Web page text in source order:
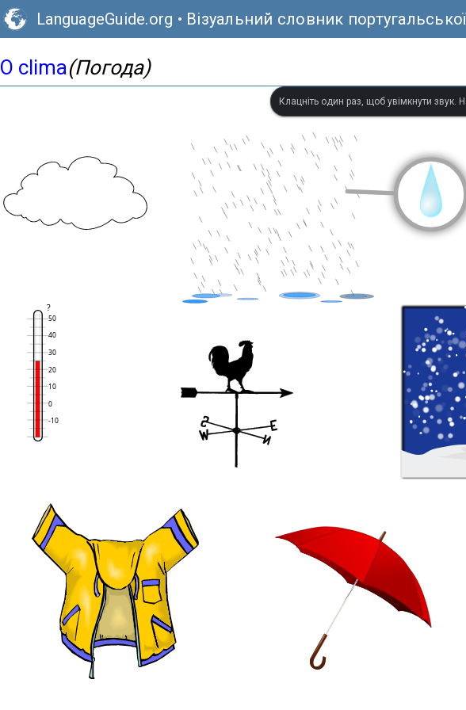
LanguageGuide.org • Візуальний словник
O clima(Погода)
Клацніть один раз, щоб увімкнути